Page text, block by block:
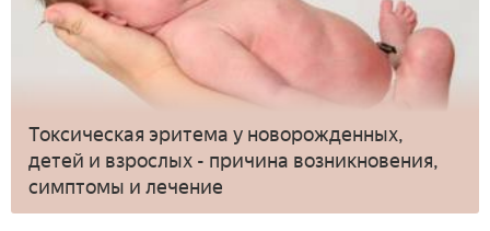
Токсическая эритема у новорожденных,
детей и взрослых - причина возникновения,
симптомы и лечение